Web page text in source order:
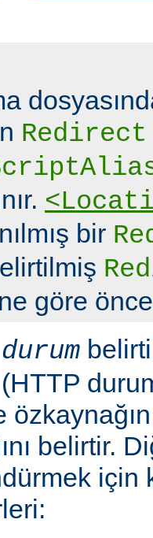
Redirect
bir
göre
durum
belirtir.
için